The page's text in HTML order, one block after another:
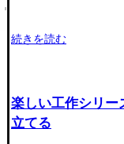
続きを読む
楽しい工作シリー
立てる